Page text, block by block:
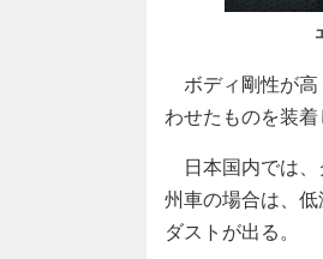
ボディ剛性が高
わせたものを装
日本国内では、
州車の場合は、
ダストが出る。